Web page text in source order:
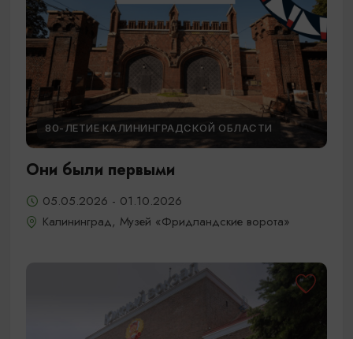
80-ЛЕТИЕ КАЛИНИНГРАДСКОЙ ОБЛАСТИ
Они были первыми
05.05.2026 - 01.10.2026
Калининград, Музей «Фридландские ворота»